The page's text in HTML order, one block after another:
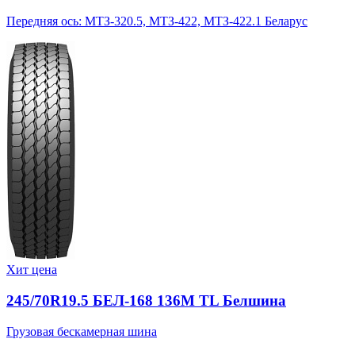
Передняя ось: МТЗ-320.5, МТЗ-422, МТЗ-422.1 Беларус
Хит цена
245/70R19.5 БЕЛ-168 136M TL Белшина
Грузовая бескамерная шина